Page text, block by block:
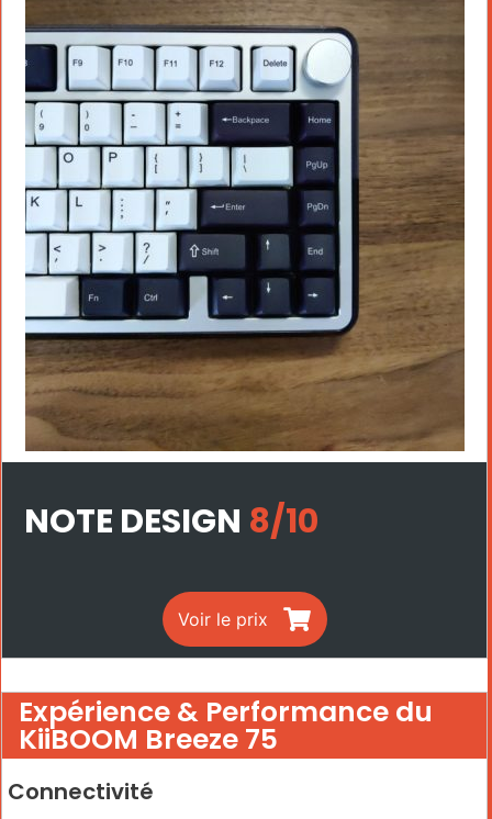
NOTE DESIGN 8/10
Voir le prix
Expérience & Performance du
KiiBOOM Breeze 75
Connectivité